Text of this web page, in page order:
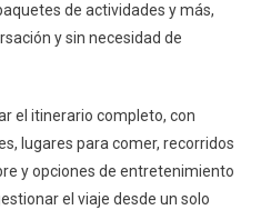
de actividades y más,
y sin necesidad de
el itinerario completo, con
lugares para comer, recorridos
y opciones de entretenimiento
el viaje desde un solo